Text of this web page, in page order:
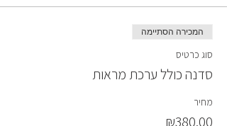
המכירה הסתיימה
סוג כרטיס
סדנה כולל ערכת מראות
מחיר
₪380.00